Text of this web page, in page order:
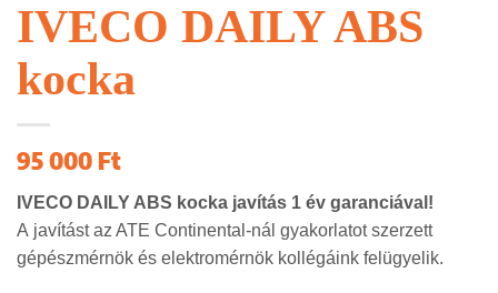
IVECO DAILY ABS
kocka
95 000 Ft
IVECO DAILY ABS kocka javítás 1 év garanciával!
A javítást az ATE Continental-nál gyakorlatot szerzett
gépészmérnök és elektromérnök kollégáink felügyelik.